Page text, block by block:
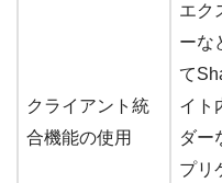
クライアント統
合機能の使用
エク
ーな
て
イト
ダー
プリ